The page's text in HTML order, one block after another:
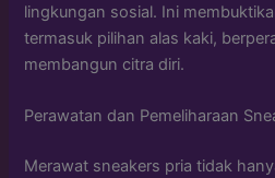
lingkungan sosial. Ini
termasuk pilihan alas kaki,
membangun citra diri.
Perawatan dan Pemeliharaan
Merawat sneakers pria tidak